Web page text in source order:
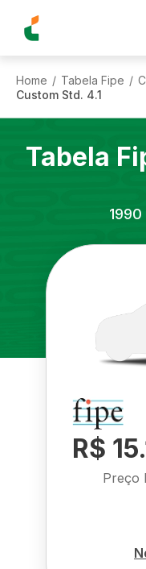
Home / Tabela Fipe /
Custom Std. 4.1
Tabela
1990
R$
Preço